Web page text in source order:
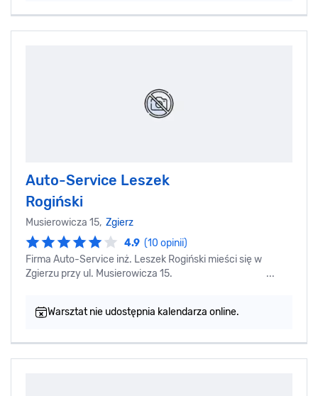
Auto-Service Leszek
Rogiński
Musierowicza 15, Zgierz
4.9 (10 opinii)
Firma Auto-Service inż. Leszek Rogiński mieści się w
Zgierzu przy ul. Musierowicza 15. ...
Warsztat nie udostępnia kalendarza online.